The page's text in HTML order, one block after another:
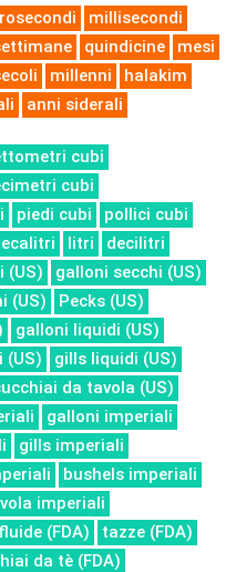
millisecondi
quindicine
mesi
millenni
halakim
anni siderali
cubi
cubi
piedi cubi
pollici cubi
litri
decilitri
(US)
galloni secchi (US)
(US)
Pecks (US)
galloni liquidi (US)
(US)
gills liquidi (US)
da tavola (US)
galloni imperiali
gills imperiali
bushels imperiali
imperiali
(FDA)
tazze (FDA)
da tè (FDA)